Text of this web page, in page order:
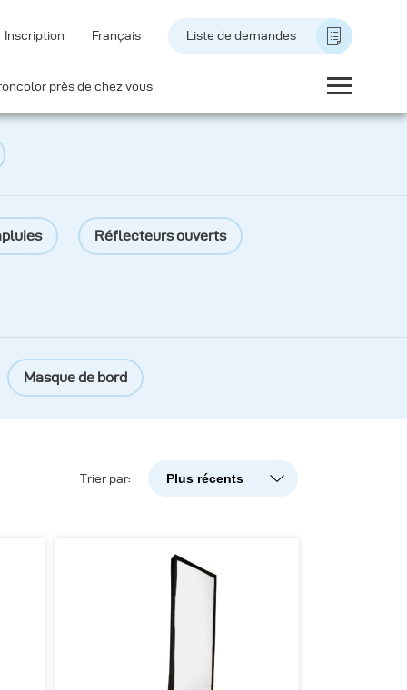
Inscription Français Liste de demandes
près de chez vous
Masque de bord
Réflecteurs ouverts
Trier par: Plus récents
Plus récents
A-Z